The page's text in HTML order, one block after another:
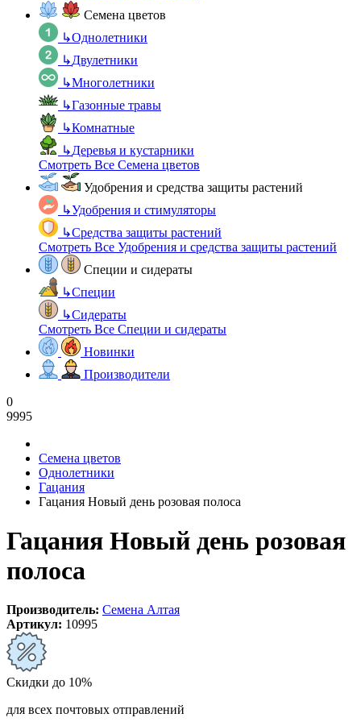
Семена цветов
↳Однолетники
↳Двулетники
↳Многолетники
↳Газонные травы
↳Комнатные
↳Деревья и кустарники
Смотреть Все Семена цветов
Удобрения и средства защиты растений
↳Удобрения и стимуляторы
↳Средства защиты растений
Смотреть Все Удобрения и средства защиты растений
Специи и сидераты
↳Специи
↳Сидераты
Смотреть Все Специи и сидераты
Новинки
Производители
0
9995
Семена цветов
Однолетники
Гацания
Гацания Новый день розовая полоса
Гацания Новый день розовая
полоса
Производитель: Семена Алтая
Артикул: 10995
Скидки до 10%
для всех почтовых отправлений